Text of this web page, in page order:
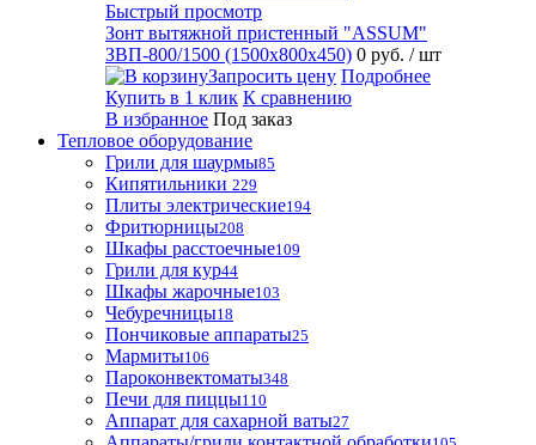
Быстрый просмотр
Зонт вытяжной пристенный "ASSUM"
ЗВП-800/1500 (1500х800х450) 0 руб. / шт
Запросить цену Подробнее
Купить в 1 клик К сравнению
В избранное Под заказ
Тепловое оборудование
Грили для шаурмы85
Кипятильники 229
Плиты электрические194
Фритюрницы208
Шкафы расстоечные109
Грили для кур44
Шкафы жарочные103
Чебуречницы18
Пончиковые аппараты25
Мармиты106
Пароконвектоматы348
Печи для пиццы110
Аппарат для сахарной ваты27